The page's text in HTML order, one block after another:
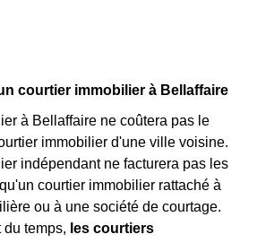
courtier immobilier à Bellaffaire
à Bellaffaire ne coûtera pas le
immobilier d'une ville voisine.
indépendant ne facturera pas les
courtier immobilier rattaché à
ou à une société de courtage.
du temps, les courtiers